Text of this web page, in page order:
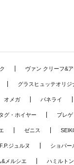
ヴァン クリーフ&
グラスヒュッテオリジ
オメガ パネライ
グ・ホイヤー ブレゲ
ゼニス
F.P.ジュルヌ ショパー
&メルシエ ハミルトン